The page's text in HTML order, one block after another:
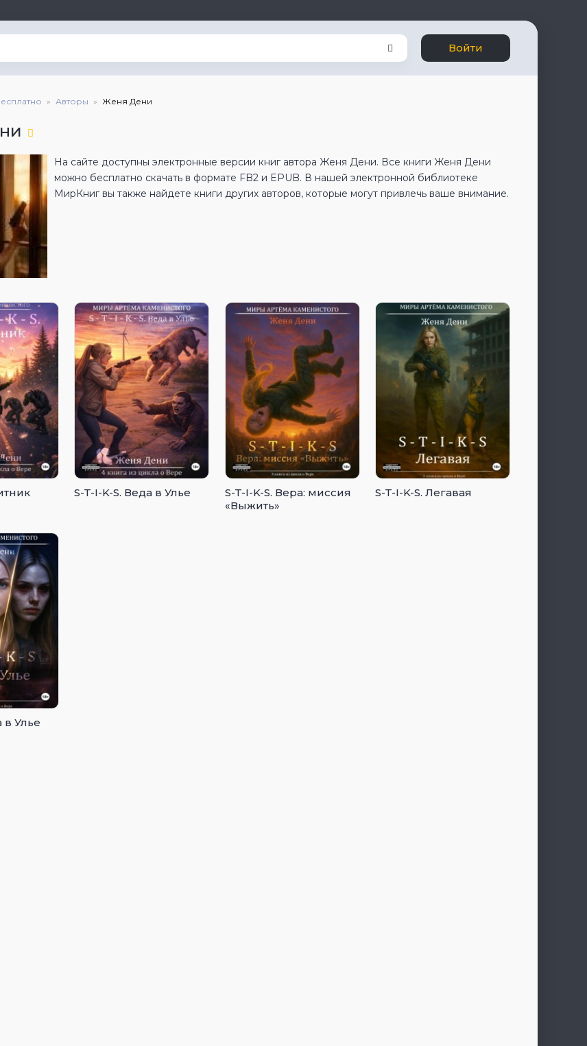
Войти
Авторы Женя Дени
На сайте доступны электронные версии книг автора Женя Дени. Все книги Женя Дени
можно бесплатно скачать в формате FB2 и EPUB. В нашей электронной библиотеке
МирКниг вы также найдете книги других авторов, которые могут привлечь ваше внимание.
S-T-I-K-S. Веда в Улье
S-T-I-K-S. Вера: миссия
«Выжить»
S-T-I-K-S. Легавая
в Улье